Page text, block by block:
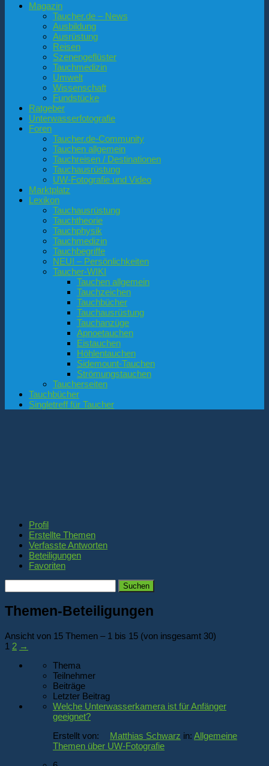
Magazin
Taucher.de – News
Ausbildung
Ausrüstung
Reisen
Szenengeflüster
Tauchmedizin
Umwelt
Wissenschaft
Fundstücke
Ratgeber
Unterwasserfotografie
Foren
Taucher.de-Community
Tauchen allgemein
Tauchreisen / Destinationen
Tauchausrüstung
UW-Fotografie und Video
Marktplatz
Lexikon
Tauchausrüstung
Tauchtheorie
Tauchphysik
Tauchmedizin
Tauchbegriffe
NEU! – Persönlichkeiten
Taucher-WIKI
Tauchen allgemein
Tauchzeichen
Tauchbücher
Tauchausrüstung
Tauchanzüge
Apnoetauchen
Eistauchen
Höhlentauchen
Sidemount-Tauchen
Strömungstauchen
Taucherseiten
Tauchbücher
Singletreff für Taucher
Profil
Erstellte Themen
Verfasste Antworten
Beteiligungen
Favoriten
suchen:
Themen-Beteiligungen
Ansicht von 15 Themen – 1 bis 15 (von insgesamt 30)
1 2 →
Thema
Teilnehmer
Beiträge
Letzter Beitrag
Welche Unterwasserkamera ist für Anfänger
geeignet?
Erstellt von:
Matthias Schwarz in: Allgemeine
Themen über UW-Fotografie